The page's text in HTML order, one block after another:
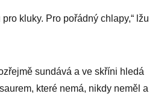
kluky. Pro pořádný chlapy,“ lžu
sundává a ve skříni hledá
které nemá, nikdy neměl a